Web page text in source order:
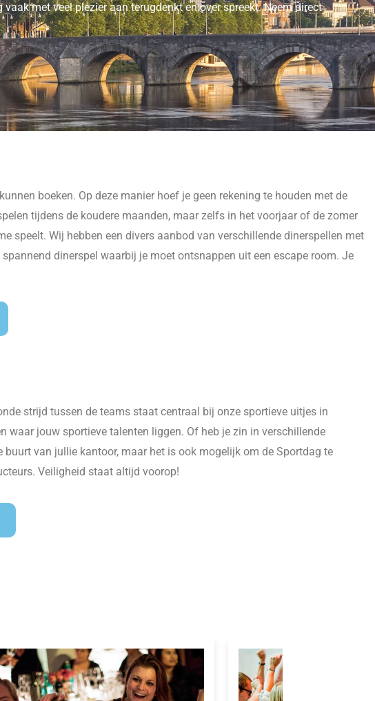
met veel plezier aan terugdenkt en over spreekt. Neem direct
boeken. Op deze manier hoef je geen rekening te houden met de
tijdens de koudere maanden, maar zelfs in het voorjaar of de zomer
speelt. Wij hebben een divers aanbod van verschillende dinerspellen met
spannend dinerspel waarbij je moet ontsnappen uit een escape room. Je
strijd tussen de teams staat centraal bij onze sportieve uitjes in
waar jouw sportieve talenten liggen. Of heb je zin in verschillende
van jullie kantoor, maar het is ook mogelijk om de Sportdag te
Veiligheid staat altijd voorop!